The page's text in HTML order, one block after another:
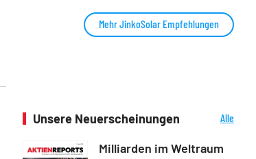
Mehr JinkoSolar Empfehlungen
Unsere Neuerscheinungen
Alle
Milliarden im Weltraum